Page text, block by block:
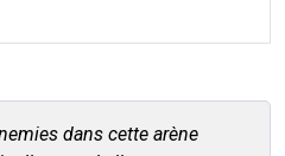
dans cette arène